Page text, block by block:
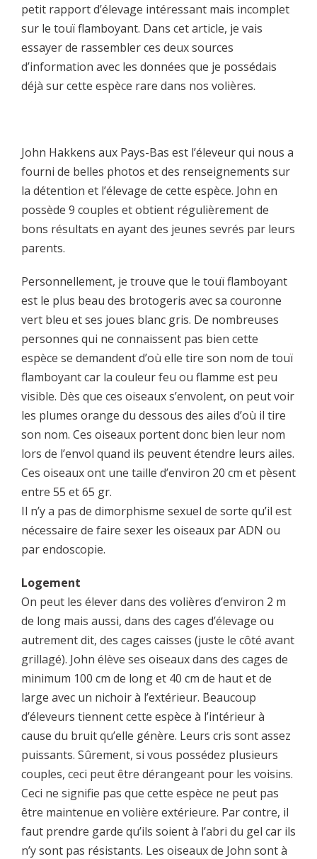
petit rapport d’élevage intéressant mais incomplet
sur le touï flamboyant. Dans cet article, je vais
essayer de rassembler ces deux sources
d’information avec les données que je possédais
déjà sur cette espèce rare dans nos volières.
John Hakkens aux Pays-Bas est l’éleveur qui nous a
fourni de belles photos et des renseignements sur
la détention et l’élevage de cette espèce. John en
possède 9 couples et obtient régulièrement de
bons résultats en ayant des jeunes sevrés par leurs
parents.
Personnellement, je trouve que le touï flamboyant
est le plus beau des brotogeris avec sa couronne
vert bleu et ses joues blanc gris. De nombreuses
personnes qui ne connaissent pas bien cette
espèce se demandent d’où elle tire son nom de touï
flamboyant car la couleur feu ou flamme est peu
visible. Dès que ces oiseaux s’envolent, on peut voir
les plumes orange du dessous des ailes d’où il tire
son nom. Ces oiseaux portent donc bien leur nom
lors de l’envol quand ils peuvent étendre leurs ailes.
Ces oiseaux ont une taille d’environ 20 cm et pèsent
entre 55 et 65 gr.
Il n’y a pas de dimorphisme sexuel de sorte qu’il est
nécessaire de faire sexer les oiseaux par ADN ou
par endoscopie.
Logement
On peut les élever dans des volières d’environ 2 m
de long mais aussi, dans des cages d’élevage ou
autrement dit, des cages caisses (juste le côté avant
grillagé). John élève ses oiseaux dans des cages de
minimum 100 cm de long et 40 cm de haut et de
large avec un nichoir à l’extérieur. Beaucoup
d’éleveurs tiennent cette espèce à l’intérieur à
cause du bruit qu’elle génère. Leurs cris sont assez
puissants. Sûrement, si vous possédez plusieurs
couples, ceci peut être dérangeant pour les voisins.
Ceci ne signifie pas que cette espèce ne peut pas
être maintenue en volière extérieure. Par contre, il
faut prendre garde qu’ils soient à l’abri du gel car ils
n’y sont pas résistants. Les oiseaux de John sont à